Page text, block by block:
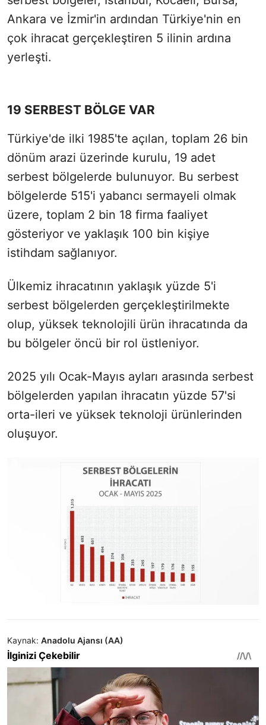
Ankara ve İzmir'in ardından Türkiye'nin en
çok ihracat gerçekleştiren 5 ilinin ardına
yerleşti.
19 SERBEST BÖLGE VAR
Türkiye'de ilki 1985'te açılan, toplam 26 bin
dönüm arazi üzerinde kurulu, 19 adet
serbest bölgelerde bulunuyor. Bu serbest
bölgelerde 515'i yabancı sermayeli olmak
üzere, toplam 2 bin 18 firma faaliyet
gösteriyor ve yaklaşık 100 bin kişiye
istihdam sağlanıyor.
Ülkemiz ihracatının yaklaşık yüzde 5'i
serbest bölgelerden gerçekleştirilmekte
olup, yüksek teknolojili ürün ihracatında da
bu bölgeler öncü bir rol üstleniyor.
2025 yılı Ocak-Mayıs ayları arasında serbest
bölgelerden yapılan ihracatın yüzde 57'si
orta-ileri ve yüksek teknoloji ürünlerinden
oluşuyor.
Kaynak: Anadolu Ajansı (AA)